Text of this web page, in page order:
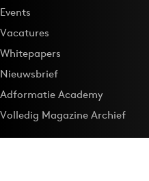
Events
Vacatures
Whitepapers
Nieuwsbrief
Adformatie Academy
Volledig Magazine Archief